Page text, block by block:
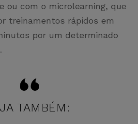
ou com o microlearning, que
treinamentos rápidos em
por um determinado
TAMBÉM: